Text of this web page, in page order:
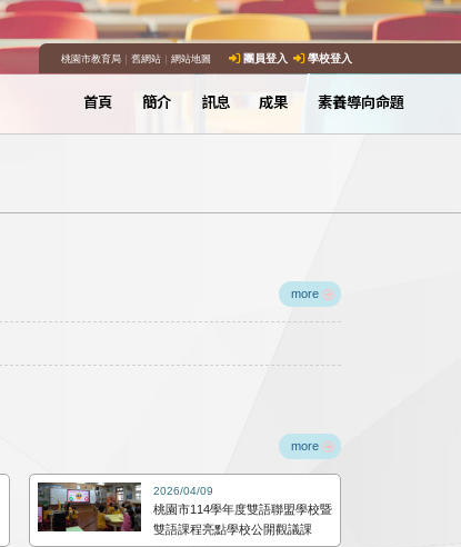
桃園市教育局｜ 舊網站｜ 網站地圖 團員登入 學校登入
首頁 簡介 訊息 成果 素養導向命題
more
more
2026/04/09
桃園市114學年度雙語聯盟學校暨
雙語課程亮點學校公開觀議課